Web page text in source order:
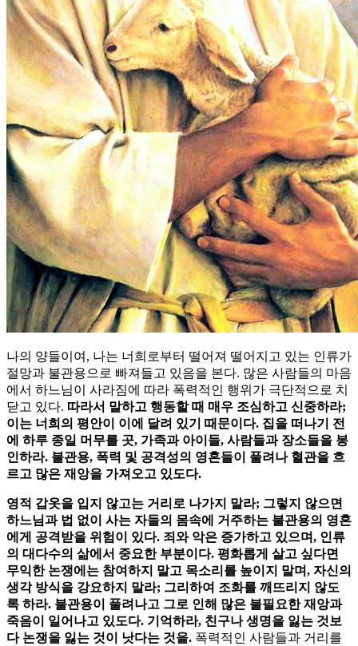
나의 양들이여, 나는 너희로부터 떨어져 떨어지고 있는 인류가
절망과 불관용으로 빠져들고 있음을 본다. 많은 사람들의 마음
에서 하느님이 사라짐에 따라 폭력적인 행위가 극단적으로 치
닫고 있다. 따라서 말하고 행동할 때 매우 조심하고 신중하라;
이는 너희의 평안이 이에 달려 있기 때문이다. 집을 떠나기 전
에 하루 종일 머무를 곳, 가족과 아이들, 사람들과 장소들을 봉
인하라. 불관용, 폭력 및 공격성의 영혼들이 풀려나 혈관을 흐
르고 많은 재앙을 가져오고 있도다.
영적 갑옷을 입지 않고는 거리로 나가지 말라; 그렇지 않으면
하느님과 법 없이 사는 자들의 몸속에 거주하는 불관용의 영혼
에게 공격받을 위험이 있다. 죄와 악은 증가하고 있으며, 인류
의 대다수의 삶에서 중요한 부분이다. 평화롭게 살고 싶다면
무익한 논쟁에는 참여하지 말고 목소리를 높이지 말며, 자신의
생각 방식을 강요하지 말라; 그리하여 조화를 깨뜨리지 않도
록 하라. 불관용이 풀려나고 그로 인해 많은 불필요한 재앙과
죽음이 일어나고 있도다. 기억하라, 친구나 생명을 잃는 것보
다 논쟁을 잃는 것이 낫다는 것을. 폭력적인 사람들과 거리를